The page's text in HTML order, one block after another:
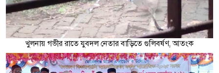
খুলনায় গভীর রাতে যুবদল নেতার বাড়িতে গুলিবর্ষণ, আতংক